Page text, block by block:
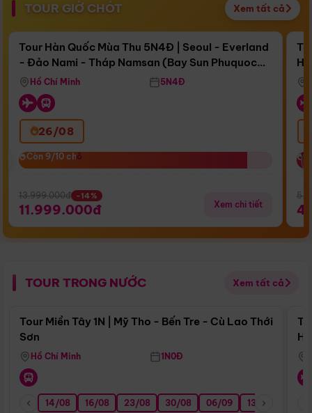
TOUR GIỜ CHÓT Xem tất cả
Còn17 ngày 14:02:10
Bay Sun Phuquoc Airways
Điểm nổi bật
Tour Hàn Quốc Mùa Thu 5N4Đ | Seoul - Everland
- Đảo Nami - Tháp Namsan (Bay Sun Phuquoc
Airways)
Hồ Chí Minh 5N4Đ
26/08
Còn 9/10 chỗ
Còn 9/10 chỗ
13.999.000đ -14%
11.999.000đ Xem chi tiết
TOUR TRONG NƯỚC Xem tất cả
Điểm nổi bật
Tour Miền Tây 1N | Mỹ Tho - Bến Tre - Cù Lao Thới
Sơn
Hồ Chí Minh 1N0Đ
14/08 16/08 23/08 30/08 06/09 13/09